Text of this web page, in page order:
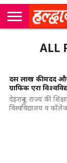
सम्पादकीयALL
दस लाख की मदद और
ग्राफिक एरा
देहरादून: राज्य की
विश्वविद्यालय व